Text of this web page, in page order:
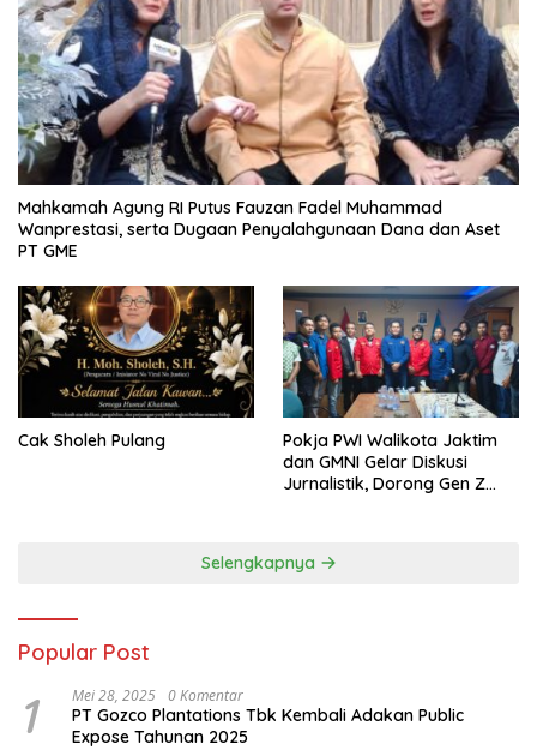
Mahkamah Agung RI Putus Fauzan Fadel Muhammad
Wanprestasi, serta Dugaan Penyalahgunaan Dana dan Aset
PT GME
Cak Sholeh Pulang
Pokja PWI Walikota Jaktim
dan GMNI Gelar Diskusi
Jurnalistik, Dorong Gen Z
Selengkapnya
Popular Post
1 Mei 28, 2025 0 Komentar
PT Gozco Plantations Tbk Kembali Adakan Public
Expose Tahunan 2025